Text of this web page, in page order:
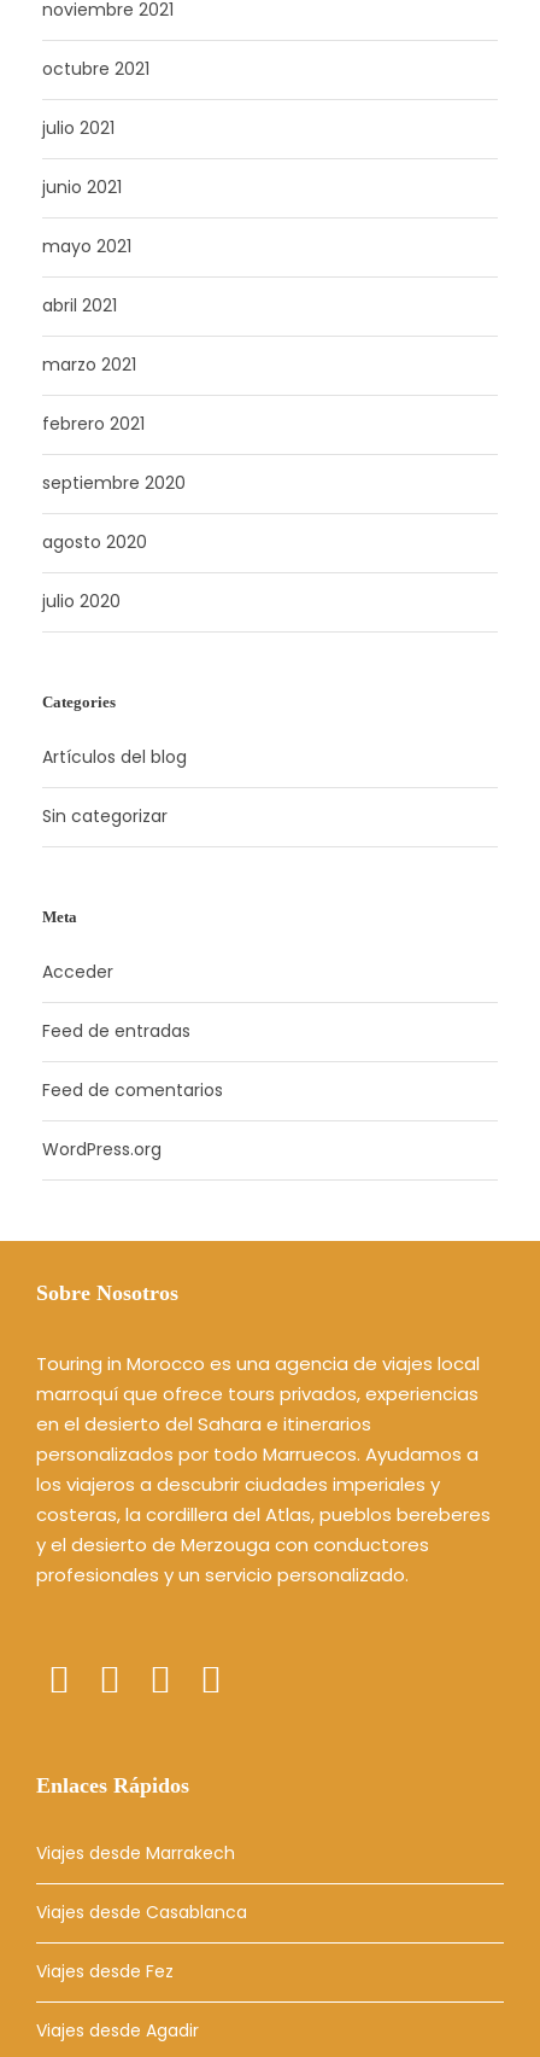
noviembre 2021
octubre 2021
julio 2021
junio 2021
mayo 2021
abril 2021
marzo 2021
febrero 2021
septiembre 2020
agosto 2020
julio 2020
Categories
Artículos del blog
Sin categorizar
Meta
Acceder
Feed de entradas
Feed de comentarios
WordPress.org
Sobre Nosotros
Touring in Morocco es una agencia de viajes local
marroquí que ofrece tours privados, experiencias
en el desierto del Sahara e itinerarios
personalizados por todo Marruecos. Ayudamos a
los viajeros a descubrir ciudades imperiales y
costeras, la cordillera del Atlas, pueblos bereberes
y el desierto de Merzouga con conductores
profesionales y un servicio personalizado.
Enlaces Rápidos
Viajes desde Marrakech
Viajes desde Casablanca
Viajes desde Fez
Viajes desde Agadir